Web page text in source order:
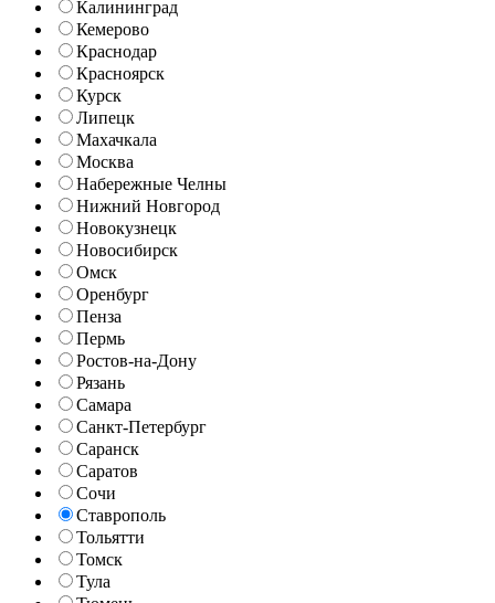
Калининград
Кемерово
Краснодар
Красноярск
Курск
Липецк
Махачкала
Москва
Набережные Челны
Нижний Новгород
Новокузнецк
Новосибирск
Омск
Оренбург
Пенза
Пермь
Ростов-на-Дону
Рязань
Самара
Санкт-Петербург
Саранск
Саратов
Сочи
Ставрополь
Тольятти
Томск
Тула